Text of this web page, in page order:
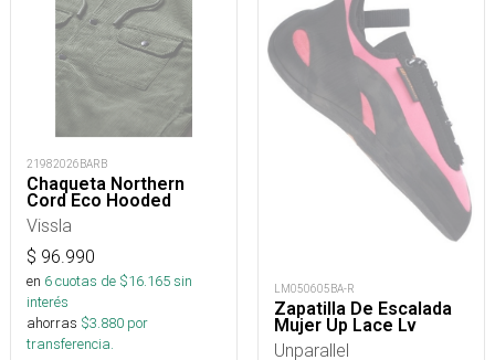
21982026BARB
Chaqueta Northern
Cord Eco Hooded
Vissla
$ 96.990
en 6cuotas de $16.165sin
interés
ahorras $3.880 por
transferencia.
LM050605BA-R
Zapatilla De Escalada
Mujer Up Lace Lv
Unparallel